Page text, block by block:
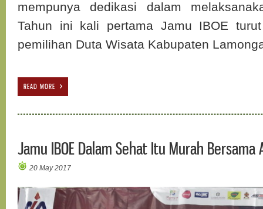
mempunya dedikasi dalam
Tahun ini kali pertama Jamu IBOE
pemilihan Duta Wisata Kabupaten
READ MORE
Jamu IBOE Dalam Sehat Itu Murah Bersama
20 May 2017